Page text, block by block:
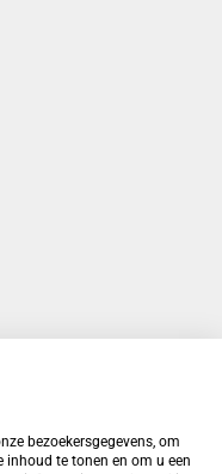
bezoekersgegevens, om
inhoud te tonen en om u een